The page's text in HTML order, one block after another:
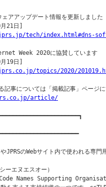
アアップデート情報を更新しました
21日]
tech/index.html#dns-
Week 2020に協賛しています
19日]
topics/2020/
記事については「掲載記事」ページに
article/
やJPRSのWebサイト内で使われる専門
エヌエスオー）
Names Supporting